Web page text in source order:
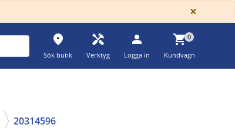
×
place
Sök butik
handyman
Verktyg
person
Logga in
shopping_cart0
Kundvagn
20314596